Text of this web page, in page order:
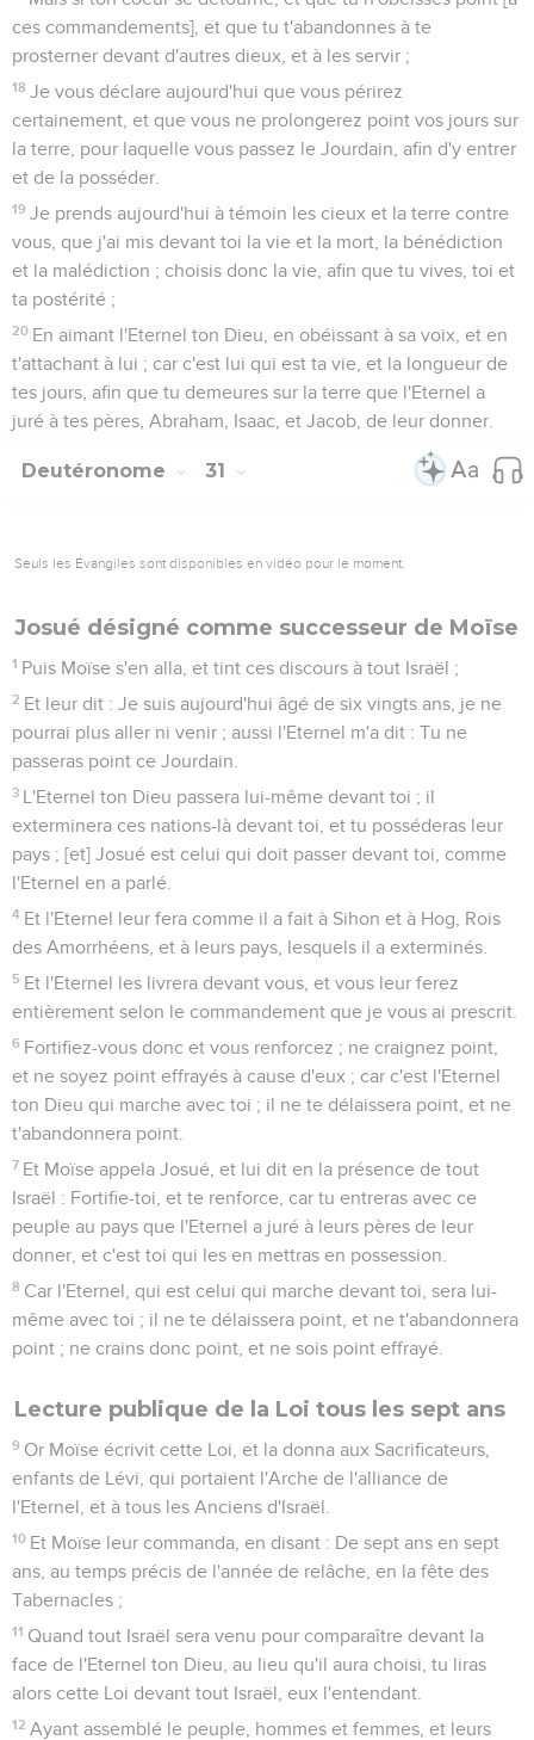
ces commandements], et que tu t'abandonnes à te
prosterner devant d'autres dieux, et à les servir ;
18 Je vous déclare aujourd'hui que vous périrez
certainement, et que vous ne prolongerez point vos jours sur
la terre, pour laquelle vous passez le Jourdain, afin d'y entrer
et de la posséder.
19 Je prends aujourd'hui à témoin les cieux et la terre contre
vous, que j'ai mis devant toi la vie et la mort, la bénédiction
et la malédiction ; choisis donc la vie, afin que tu vives, toi et
ta postérité ;
20 En aimant l'Eternel ton Dieu, en obéissant à sa voix, et en
t'attachant à lui ; car c'est lui qui est ta vie, et la longueur de
tes jours, afin que tu demeures sur la terre que l'Eternel a
juré à tes pères, Abraham, Isaac, et Jacob, de leur donner.
Deutéronome 31
Seuls les Évangiles sont disponibles en vidéo pour le moment.
Josué désigné comme successeur de Moïse
1 Puis Moïse s'en alla, et tint ces discours à tout Israël ;
2 Et leur dit : Je suis aujourd'hui âgé de six vingts ans, je ne
pourrai plus aller ni venir ; aussi l'Eternel m'a dit : Tu ne
passeras point ce Jourdain.
3 L'Eternel ton Dieu passera lui-même devant toi ; il
exterminera ces nations-là devant toi, et tu posséderas leur
pays ; [et] Josué est celui qui doit passer devant toi, comme
l'Eternel en a parlé.
4 Et l'Eternel leur fera comme il a fait à Sihon et à Hog, Rois
des Amorrhéens, et à leurs pays, lesquels il a exterminés.
5 Et l'Eternel les livrera devant vous, et vous leur ferez
entièrement selon le commandement que je vous ai prescrit.
6 Fortifiez-vous donc et vous renforcez ; ne craignez point,
et ne soyez point effrayés à cause d'eux ; car c'est l'Eternel
ton Dieu qui marche avec toi ; il ne te délaissera point, et ne
t'abandonnera point.
7 Et Moïse appela Josué, et lui dit en la présence de tout
Israël : Fortifie-toi, et te renforce, car tu entreras avec ce
peuple au pays que l'Eternel a juré à leurs pères de leur
donner, et c'est toi qui les en mettras en possession.
8 Car l'Eternel, qui est celui qui marche devant toi, sera lui-
même avec toi ; il ne te délaissera point, et ne t'abandonnera
point ; ne crains donc point, et ne sois point effrayé.
Lecture publique de la Loi tous les sept ans
9 Or Moïse écrivit cette Loi, et la donna aux Sacrificateurs,
enfants de Lévi, qui portaient l'Arche de l'alliance de
l'Eternel, et à tous les Anciens d'Israël.
10 Et Moïse leur commanda, en disant : De sept ans en sept
ans, au temps précis de l'année de relâche, en la fête des
Tabernacles ;
11 Quand tout Israël sera venu pour comparaître devant la
face de l'Eternel ton Dieu, au lieu qu'il aura choisi, tu liras
alors cette Loi devant tout Israël, eux l'entendant.
12 Ayant assemblé le peuple, hommes et femmes, et leurs